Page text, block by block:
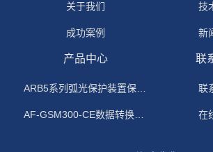
关于我们
成功案例
技
新
产品中心
ARB5系列弧光保护装置保护功能原理
AF-GSM300-CE数据转换模块
联
联
在